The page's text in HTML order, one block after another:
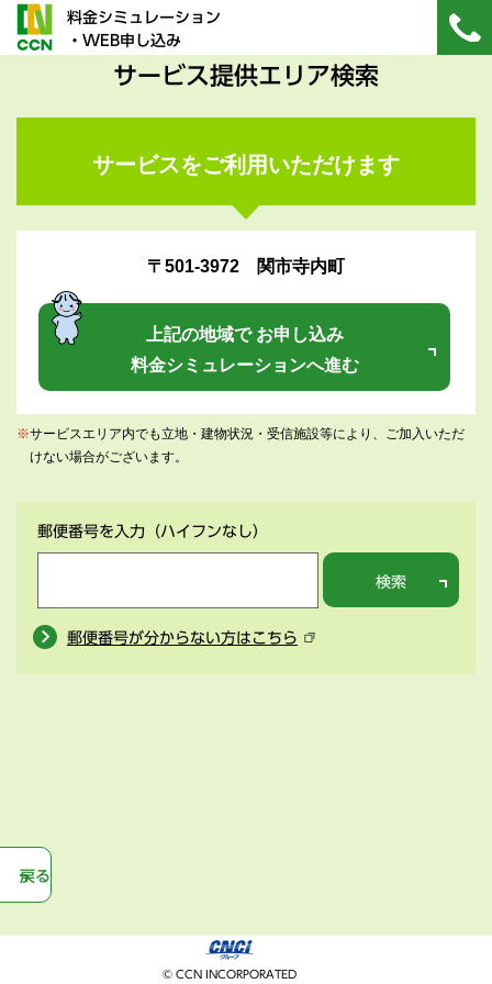
料金シミュレーション
・WEB申し込み
サービス提供エリア検索
サービスをご利用いただけます
〒501-3972 関市寺内町
上記の地域で お申し込み
料金シミュレーションへ進む
※サービスエリア内でも立地・建物状況・受信施設等により、ご加入いただ
けない場合がございます。
郵便番号を入力 （ハイフンなし）
検索
郵便番号が分からない方はこちら
戻る
© CCN INCORPORATED